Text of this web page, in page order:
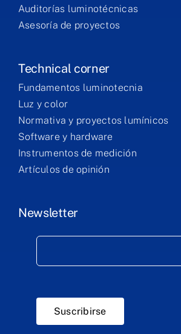
Auditorías luminotécnicas
Asesoría de proyectos
Technical corner
Fundamentos luminotecnia
Luz y color
Normativa y proyectos lumínicos
Software y hardware
Instrumentos de medición
Artículos de opinión
Newsletter
Suscribirse